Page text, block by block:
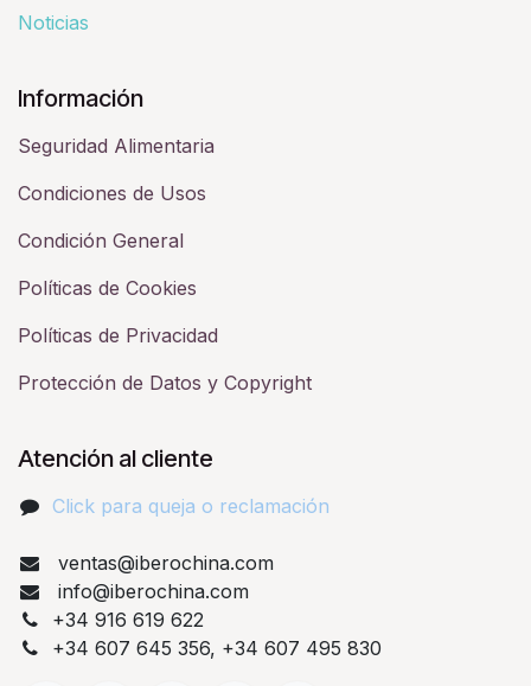
Noticias
Información
Seguridad Alimentaria
Condiciones de Usos
Condición General
Políticas de Cookies
Políticas de Privacidad
Protección de Datos y Copyright
Atención al cliente
Click para queja o reclamación​
ventas@iberochina.com
info@iberochina.com
+34 916 619 622
+34 607 645 356, +34 607 495 830